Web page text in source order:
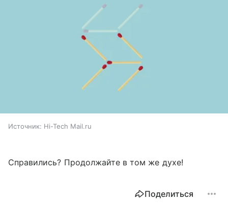
Источник: Hi-Tech Mail.ru
Справились? Продолжайте в том же духе!
Поделиться